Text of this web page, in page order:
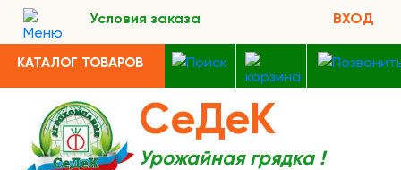
Условия заказа ВХОД
КАТАЛОГ ТОВАРОВ
СеДеК
Урожайная грядка !